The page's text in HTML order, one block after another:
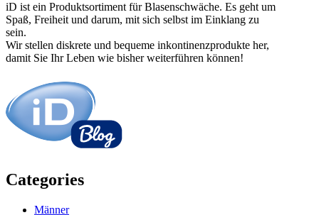
iD ist ein Produktsortiment für Blasenschwäche. Es geht um
Spaß, Freiheit und darum, mit sich selbst im Einklang zu
sein.
Wir stellen diskrete und bequeme inkontinenzprodukte her,
damit Sie Ihr Leben wie bisher weiterführen können!
Categories
Männer